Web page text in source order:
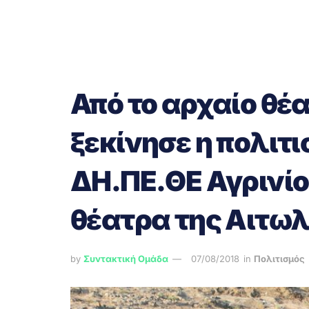
Από το αρχαίο
ξεκίνησε η
ΔΗ.ΠΕ.ΘΕ
θέατρα της
by Συντακτική Ομάδα 07/08/2018 in Πολιτισμός